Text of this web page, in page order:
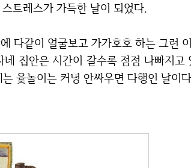
트레스가 가득한 날이 되었다.
집안은 시간이 갈수록 점점 나빠지고
윷놀이는 커녕 안싸우면 다행인 날이